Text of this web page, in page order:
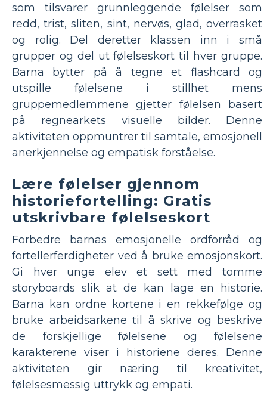
som tilsvarer grunnleggende følelser som
redd, trist, sliten, sint, nervøs, glad, overrasket
og rolig. Del deretter klassen inn i små
grupper og del ut følelseskort til hver gruppe.
Barna bytter på å tegne et flashcard og
utspille følelsene i stillhet mens
gruppemedlemmene gjetter følelsen basert
på regnearkets visuelle bilder. Denne
aktiviteten oppmuntrer til samtale, emosjonell
anerkjennelse og empatisk forståelse.
Lære følelser gjennom
historiefortelling: Gratis
utskrivbare følelseskort
Forbedre barnas emosjonelle ordforråd og
fortellerferdigheter ved å bruke emosjonskort.
Gi hver unge elev et sett med tomme
storyboards slik at de kan lage en historie.
Barna kan ordne kortene i en rekkefølge og
bruke arbeidsarkene til å skrive og beskrive
de forskjellige følelsene og følelsene
karakterene viser i historiene deres. Denne
aktiviteten gir næring til kreativitet,
følelsesmessig uttrykk og empati.